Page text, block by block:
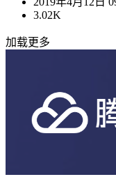
3.02K
加载更多